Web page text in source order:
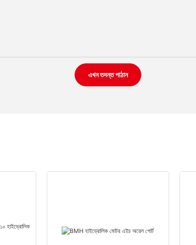
এখন তদন্ত পাঠান